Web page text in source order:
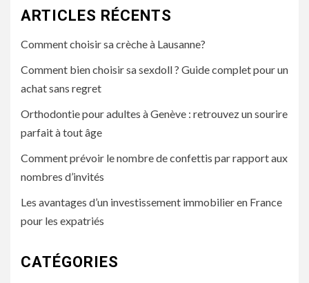
ARTICLES RÉCENTS
Comment choisir sa crèche à Lausanne?
Comment bien choisir sa sexdoll ? Guide complet pour un
achat sans regret
Orthodontie pour adultes à Genève : retrouvez un sourire
parfait à tout âge
Comment prévoir le nombre de confettis par rapport aux
nombres d’invités
Les avantages d’un investissement immobilier en France
pour les expatriés
CATÉGORIES